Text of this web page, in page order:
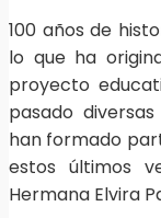
100 años de
lo que ha
proyecto
pasado
han formado
estos últimos
Hermana Elvira